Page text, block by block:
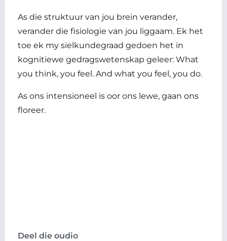
As die struktuur van jou brein verander,
verander die fisiologie van jou liggaam. Ek het
toe ek my sielkundegraad gedoen het in
kognitiewe gedragswetenskap geleer: What
you think, you feel. And what you feel, you do.
As ons intensioneel is oor ons lewe, gaan ons
floreer.
Deel die oudio